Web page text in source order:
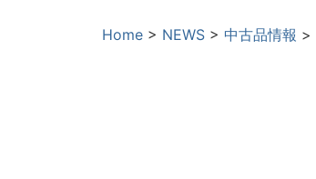
Home > NEWS > 中古品情報 >